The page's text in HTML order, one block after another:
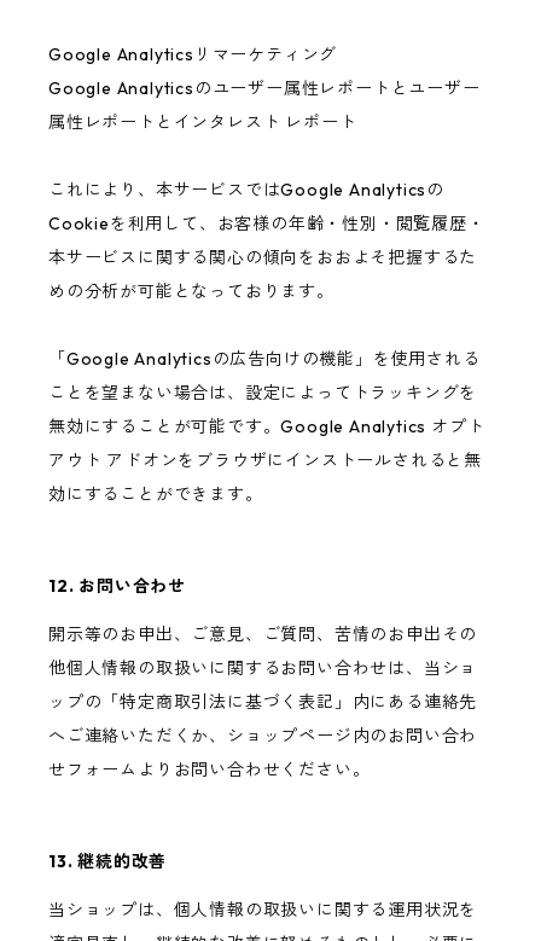
Google Analyticsリマーケティング
Google Analyticsのユーザー属性レポートとユーザー
属性レポートとインタレスト レポート
これにより、本サービスではGoogle Analyticsの
Cookieを利用して、お客様の年齢・性別・閲覧履歴・
本サービスに関する関心の傾向をおおよそ把握するた
めの分析が可能となっております。
「Google Analyticsの広告向けの機能」を使用される
ことを望まない場合は、設定によってトラッキングを
無効にすることが可能です。Google Analytics オプト
アウト アドオンをブラウザにインストールされると無
効にすることができます。
12. お問い合わせ
開示等のお申出、ご意見、ご質問、苦情のお申出その
他個人情報の取扱いに関するお問い合わせは、当ショ
ップの「特定商取引法に基づく表記」内にある連絡先
へご連絡いただくか、ショップページ内のお問い合わ
せフォームよりお問い合わせください。
13. 継続的改善
当ショップは、個人情報の取扱いに関する運用状況を